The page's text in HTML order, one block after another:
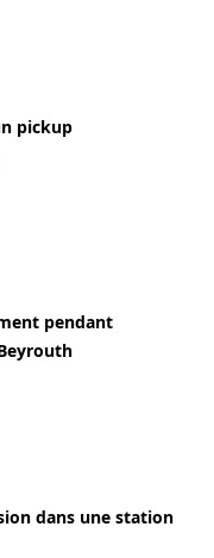
pickup
pendant
dans une station